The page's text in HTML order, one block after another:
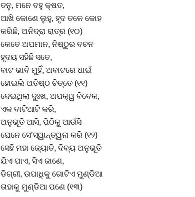
ତନୁ, ମନେ ବହୁ କ୍ଷତ,
ଆଖି କୋଣେ ଲୁହୁ, ହୃଦ ତଳେ କୋହ
କରିଛି, ଅନିଦ୍ରା ରାତ୍ର (୧୦)
କେତେ ଅପମାନ, ନିଷ୍ଠୁର ବଚନ
ହୃଦୟ ସହିଛି ସତେ,
ବାଟ ଭାବି ମୁହିଁ, ଅବାଟରେ ଧାଇଁ
ହୋଇଲି ଅତିଷ୍ଠ ଚିତ୍ତେ (୧୧)
ଦେଇଥିଲା ଦୁଃଖ, ଅପକ୍ୱ ବିବେକ,
ଏକ ବାଟିଆଟି କରି,
ଅନୁଭୂତି ଆସି, ପିଠିକୁ ଆଉଁସି
ଘେନେ ସେ’ସ୍ୱାନ୍ତ୍ୱନା କରି (୧୨)
ସେହି ମହା ଜ୍ୟୋତି, ଦିବ୍ୟ ଅନୁଭୂତି
ଯିଏ ପାଏ, ସିଏ ଜାଣେ,
ଡିଗ୍ରୀ, ଉପାଧିକୁ ଗୋଟିଏ ମୁଣ୍ଡିଆ
ତାହାକୁ ମୁଣ୍ଡିଆ ପଣେ (୧୩)